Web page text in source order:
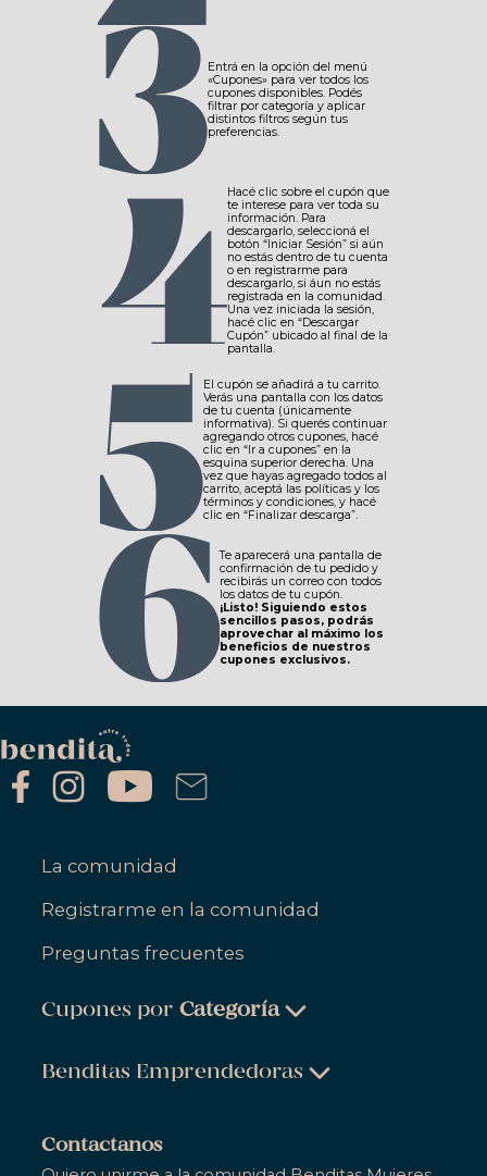
Entrá en la opción del menú
«Cupones» para ver todos los
cupones disponibles. Podés
filtrar por categoría y aplicar
distintos filtros según tus
preferencias.
Hacé clic sobre el cupón que
te interese para ver toda su
información. Para
descargarlo, seleccioná el
botón “Iniciar Sesión” si aún
no estás dentro de tu cuenta
o en registrarme para
descargarlo, si áun no estás
registrada en la comunidad.
Una vez iniciada la sesión,
hacé clic en “Descargar
Cupón” ubicado al final de la
pantalla.
El cupón se añadirá a tu carrito.
Verás una pantalla con los datos
de tu cuenta (únicamente
informativa). Si querés continuar
agregando otros cupones, hacé
clic en “Ir a cupones” en la
esquina superior derecha. Una
vez que hayas agregado todos al
carrito, aceptá las políticas y los
términos y condiciones, y hacé
clic en “Finalizar descarga”.
Te aparecerá una pantalla de
confirmación de tu pedido y
recibirás un correo con todos
los datos de tu cupón.
¡Listo! Siguiendo estos
sencillos pasos, podrás
aprovechar al máximo los
beneficios de nuestros
cupones exclusivos.
La comunidad
Registrarme en la comunidad
Preguntas frecuentes
Cupones porCategoría
Salud & Bienestar
Benditas Emprendedoras
Contactanos